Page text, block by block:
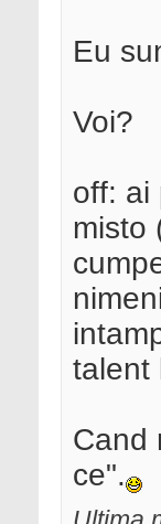
Eu
Voi?
off: ai
misto
talent
Cand
ce".